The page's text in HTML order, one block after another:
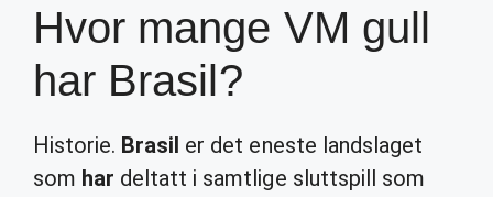
Hvor mange VM gull
har Brasil?
Historie. Brasil er det eneste landslaget
som har deltatt i samtlige sluttspill som